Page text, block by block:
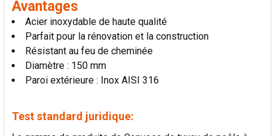
AU PANIER
Avantages
Acier inoxydable de haute qualité
Parfait pour la rénovation et la construction
Résistant au feu de cheminée
Diamètre : 150 mm
Paroi extérieure : Inox AISI 316
Test standard juridique: